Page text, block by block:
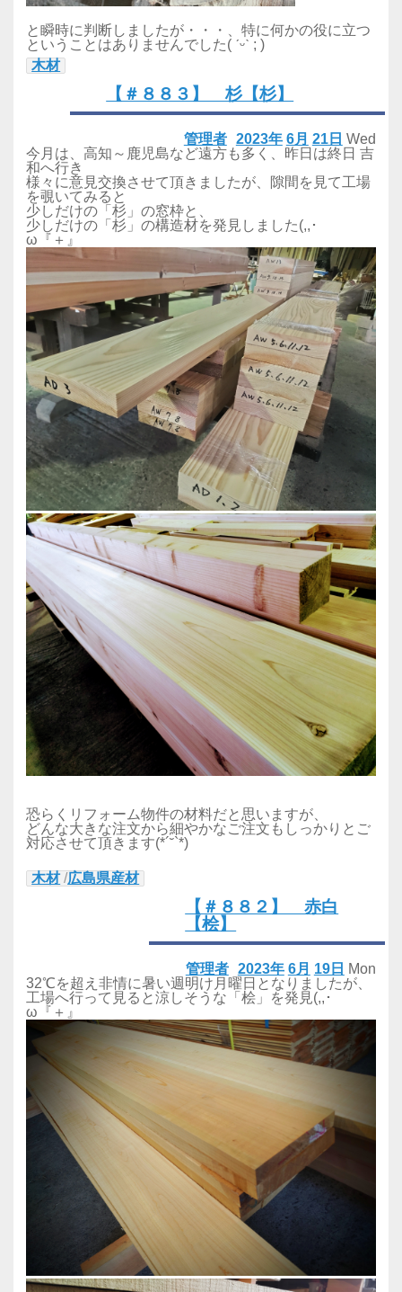
と瞬時に判断しましたが・・・、特に何かの役に立つ
ということはありませんでした( ˊᵕˋ ; )
木材
【＃８８３】 杉【杉】
2023年 6月 21日 Wed
管理者
今月は、高知～鹿児島など遠方も多く、昨日は終日 吉
和へ行き
様々に意見交換させて頂きましたが、隙間を見て工場
を覗いてみると
少しだけの「杉」の窓枠と、
少しだけの「杉」の構造材を発見しました(,,･
ω『＋』ゞ
恐らくリフォーム物件の材料だと思いますが、
どんな大きな注文から細やかなご注文もしっかりとご
対応させて頂きます(*´˘`*)
木材/広島県産材
【＃８８２】 赤白
【桧】
2023年 6月 19日 Mon
管理者
32℃を超え非情に暑い週明け月曜日となりましたが、
工場へ行って見ると涼しそうな「桧」を発見(,,･
ω『＋』ゞ